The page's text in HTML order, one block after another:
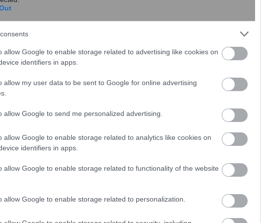
allow Google to enable storage related to advertising like cookies on
identifiers in apps.
allow my user data to be sent to Google for online advertising
allow Google to send me personalized advertising.
allow Google to enable storage related to analytics like cookies on
identifiers in apps.
allow Google to enable storage related to functionality of the website
allow Google to enable storage related to personalization.
επιδότησης των μηνιαίων δόσεων έως 25 χρόνια.
να υποβάλλουν αίτηση στην
Διαχείρισης Ιδιωτικού Χρέους.
πραγματοποιήθηκε την περασμένη εβδομάδα οι
έναν «θησαυρό» πληροφοριών για τους
όπως φορολογικά, περιουσιακά, οικογενειακά και
πρώτη φορά, οι τράπεζες θα έχουν στη διάθεσή τους
τους οφειλέτες με χρέη σε καθυστέρηση».
ευνοϊκής ρύθμισης εμπίπτουν και στην Αρχή
το περασμένο καλοκαίρι.